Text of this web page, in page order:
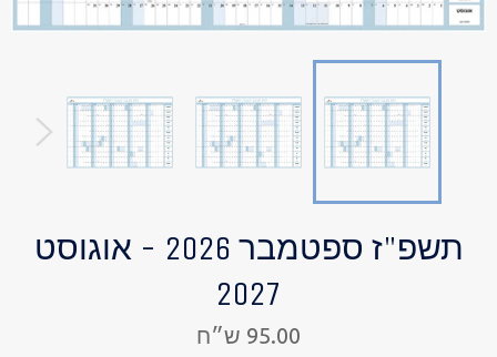
תשפ"ז ספטמבר 2026 - אוגוסט
2027
מחיר
רגיל
95.00 ש״ח